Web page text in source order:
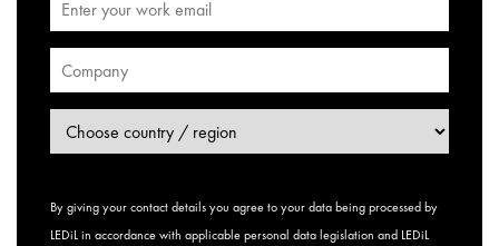
By giving your contact details you agree to your data being processed by
LEDiL in accordance with applicable personal data legislation and LEDiL